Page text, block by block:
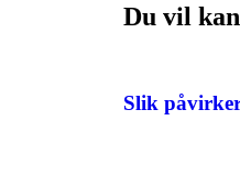
Du vil
Slik